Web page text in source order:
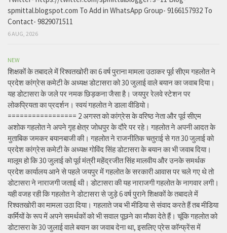
spmittal.blogspot.com To Add in WhatsApp Group- 9166157932 To
Contact- 9829071511
6 AUG, 2026
NEW
शिक्षकों के तबादले में रिश्वतखोरी का 6 वर्ष पुराना मामला उठाकर पूर्व सीएम गहलोत ने
प्रदेश कांग्रेस कमेटी के अध्यक्ष डोटासरा को 30 जुलाई वाले बयान का जवाब दिया।
यह डोटासरा के जले पर नमक छिड़कना जैसा है। जयपुर रेलवे स्टेशन पर
लोकप्रियता का प्रदर्शन। स्वयं गहलोत ने डाला वीडियो।
================= 2 अगस्त को कांग्रेस के वरिष्ठ नेता और पूर्व सीएम
अशोक गहलोत ने अपने गृह क्षेत्र जोधपुर के दौरे पर रहे। गहलोत ने अपनी आदत के
मुताबिक जमकर बयानबाजी की। गहलोत ने राजनीतिक चतुराई से गत 30 जुलाई को
प्रदेश कांग्रेस कमेटी के अध्यक्ष गोविंद सिंह डोटासरा के बयान का भी जवाब दिया।
मालूम हो कि 30 जुलाई को पूर्व मंत्री महेंद्रजीत सिंह मालवीय और उनके समर्थक
प्रदेश कार्यालय आने से पहले जयपुर में गहलोत के सरकारी आवास पर चले गए थे तो
डोटासरा ने नाराजगी जताई थी। डोटासरा की यह नाराजगी गहलोत के नागवार लगी।
यही वजह रही कि गहलोत ने डोटासरा से जुड़े 6 वर्ष पुराने शिक्षकों के तबादले में
रिश्वतखोरी का मामला उठा दिया। गहलाते जब भी मीडिया से संवाद करते हैं तब मीडिया
कर्मियों के रूप में अपने समर्थकों को भी सवाल पूछने का मौका देते हैं। चूंकि गहलोत को
डोटासरा के 30 जुलाई वाले बयान का जवाब देना था, इसलिए प्रेस कॉन्फ्रेंस में